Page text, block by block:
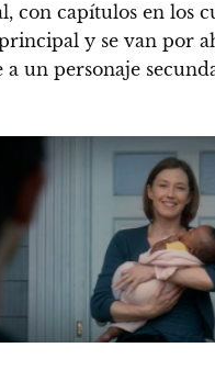
con capítulos en los
y se van por
un personaje